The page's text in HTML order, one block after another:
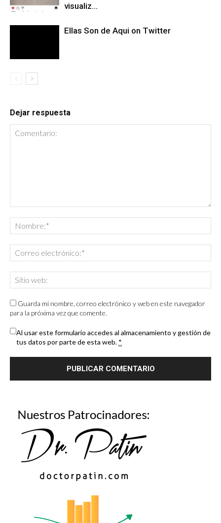
visualiz…
Ellas Son de Aqui on Twitter
Dejar respuesta
Guarda mi nombre, correo electrónico y web en este navegador
para la próxima vez que comente.
Al usar este formulario accedes al almacenamiento y gestión de
tus datos por parte de esta web. *